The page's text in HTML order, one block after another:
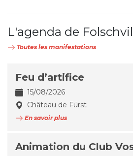
L'agenda de
Toutes les manifestations
Feu d’artifice
15/08/2026
Château de Fürst
En savoir plus
Animation du Club